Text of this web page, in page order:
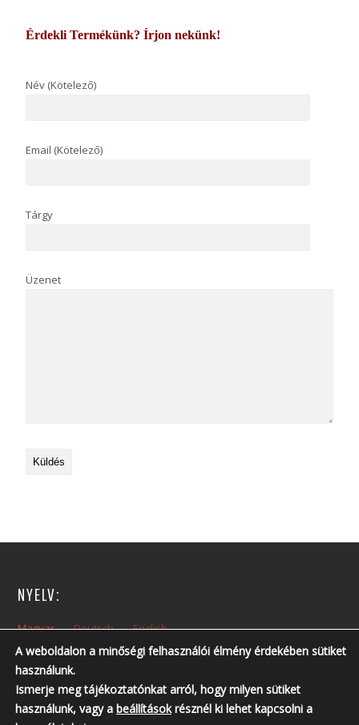
Érdekli Termékünk? Írjon nekünk!
Név (Kötelező)
Email (Kötelező)
Tárgy
Üzenet
NYELV:
Magyar Deutsch English
NYITVA TARTÁS:
Hétfőtől – Péntekig: 10:00 – 14:00
Nyitvatartási időn kívül, előzetes telefonos egyeztetés szükséges!
A weboldalon a minőségi felhasználói élmény érdekében sütiket
használunk.
Ismerje meg tájékoztatónkat arról, hogy milyen sütiket
használunk, vagy a beállításokrésznél ki lehet kapcsolni a